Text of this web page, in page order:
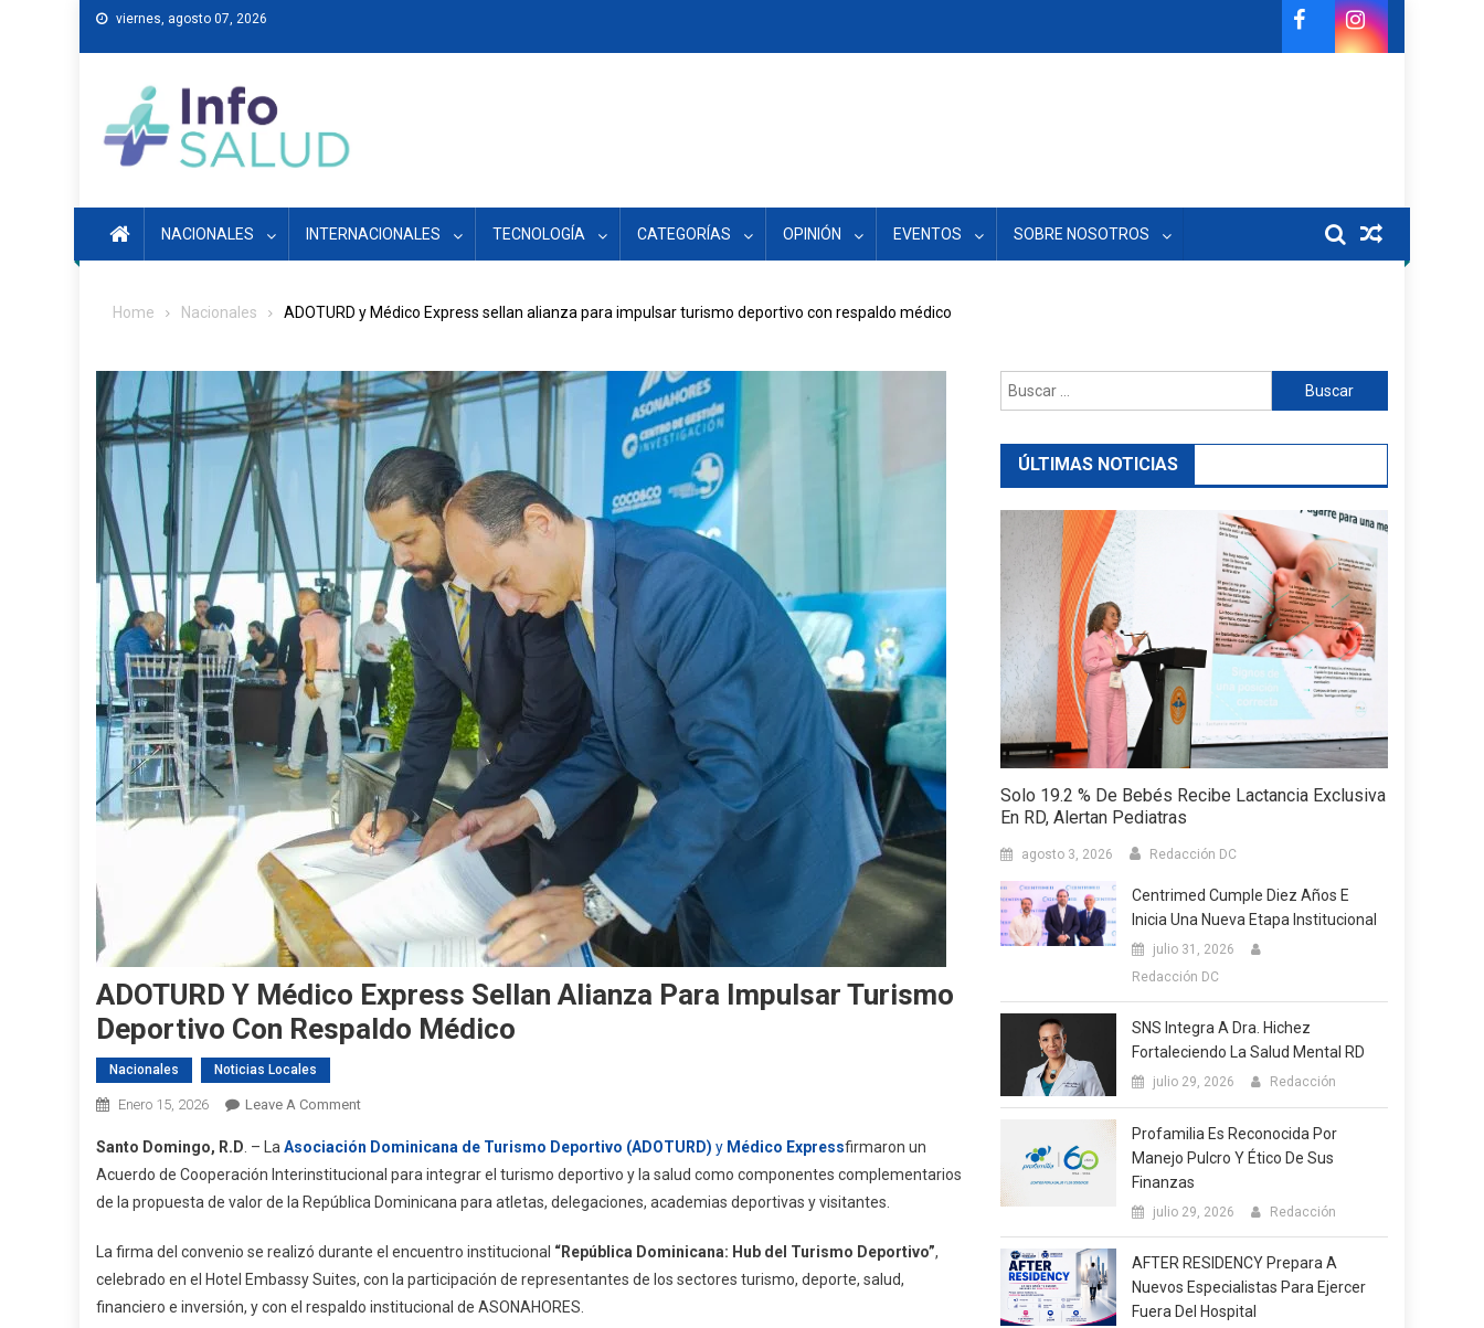
viernes, agosto 07, 2026
NACIONALES INTERNACIONALES TECNOLOGÍA CATEGORÍAS OPINIÓN EVENTOS SOBRE NOSOTROS
Home Nacionales ADOTURD y Médico Express sellan alianza para impulsar turismo deportivo con respaldo médico
ADOTURD Y Médico Express Sellan Alianza Para Impulsar Turismo
Deportivo Con Respaldo Médico
Nacionales Noticias Locales
Enero 15, 2026 Leave A CommentOn
Y
Médico
Express
Alianza
Para
Impulsar
Santo Domingo, R.D . – La Asociación Dominicana de Turismo Deportivo (ADOTURD) y Médico Expressfirmaron un
Acuerdo de Cooperación Interinstitucional para integrar el turismo deportivo y la salud como componentes complementarios
de la propuesta de valor de la República Dominicana para atletas, delegaciones, academias deportivas y visitantes.
La firma del convenio se realizó durante el encuentro institucional “República Dominicana: Hub del Turismo Deportivo”,
celebrado en el Hotel Embassy Suites, con la participación de representantes de los sectores turismo, deporte, salud,
financiero e inversión, y con el respaldo institucional de ASONAHORES.
Buscar:
ÚLTIMAS NOTICIAS
Solo 19.2 % De Bebés Recibe Lactancia Exclusiva
En RD, Alertan Pediatras
agosto 3, 2026 Redacción DC
Centrimed Cumple Diez Años E
Inicia Una Nueva Etapa Institucional
julio 31, 2026
Redacción DC
SNS Integra A Dra. Hichez
Fortaleciendo La Salud Mental RD
julio 29, 2026 Redacción
Profamilia Es Reconocida Por
Manejo Pulcro Y Ético De Sus
Finanzas
julio 29, 2026 Redacción
AFTER RESIDENCY Prepara A
Nuevos Especialistas Para Ejercer
Fuera Del Hospital